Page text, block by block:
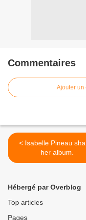
Commentaires
Ajouter un
< Isabelle Pineau shared
her album.
Hébergé par Overblog
Top articles
Pages